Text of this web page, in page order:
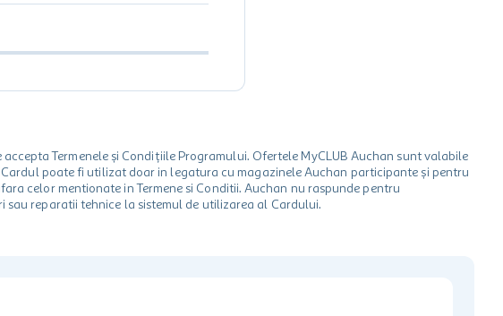
Termenele și Condițiile Programului. Ofertele MyCLUB Auchan sunt valabile
poate fi utilizat doar in legatura cu magazinele Auchan participante și pentru
celor mentionate in Termene si Conditii. Auchan nu raspunde pentru
reparatii tehnice la sistemul de utilizarea al Cardului.